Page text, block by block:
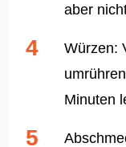
aber
Würzen:
Minuten